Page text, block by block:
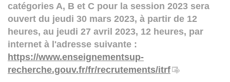
catégories A, B et C pour la session 2023 sera
ouvert du jeudi 30 mars 2023, à partir de 12
heures, au jeudi 27 avril 2023, 12 heures, par
internet à l'adresse suivante :
https://www.enseignementsup-
recherche.gouv.fr/fr/recrutements/itrf